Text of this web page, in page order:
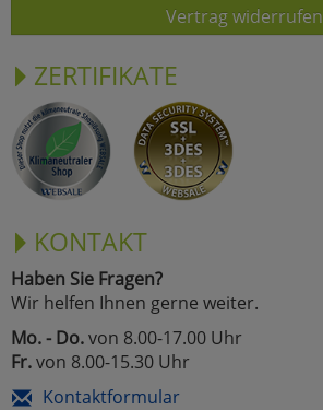
Vertrag widerrufen
ZERTIFIKATE
KONTAKT
Haben Sie Fragen?
Wir helfen Ihnen gerne weiter.
Mo. - Do.von 8.00-17.00 Uhr
Fr.von 8.00-15.30 Uhr
Kontaktformular